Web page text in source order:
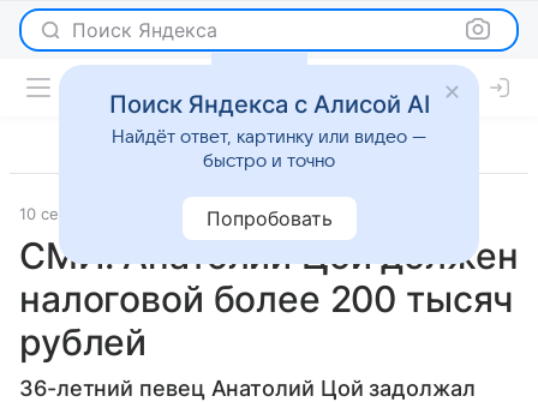
Поиск Яндекса
10 сентября 2025 Леди Mail Светская жизнь
СМИ: Анатолий Цой должен
налоговой более 200 тысяч
рублей
36-летний певец Анатолий Цой задолжал
Поиск Яндекса с Алисой AI
Найдёт ответ, картинку или видео —
быстро и точно
Попробовать